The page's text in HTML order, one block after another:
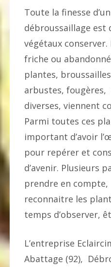
Toute la finesse
débroussaillage est
végétaux
friche ou
plantes,
arbustes, fougères,
diverses, viennent
Parmi toutes ces
important d’avoir
pour repérer et
d’avenir. Plusieurs
prendre en
reconnaitre les
temps d’observer,
L’entreprise
Abattage (92),